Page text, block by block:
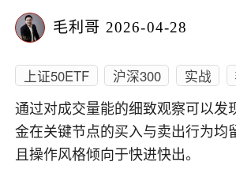
毛利哥 2026-04-28
上证50ETF 沪深300 实战
通过对成交量能的细致观察可以发
金在关键节点的买入与卖出行为均
且操作风格倾向于快进快出。